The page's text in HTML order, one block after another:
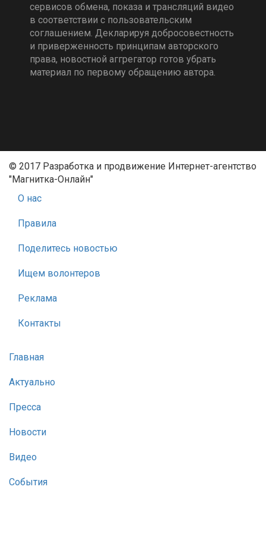
сервисов обмена, показа и трансляций видео
в соответствии с пользовательским
соглашением. Декларируя добросовестность
и приверженность принципам авторского
права, новостной аггрегатор готов убрать
материал по первому обращению автора.
© 2017 Разработка и продвижение Интернет-агентство
"Магнитка-Онлайн"
О нас
Правила
Поделитесь новостью
Ищем волонтеров
Реклама
Контакты
Главная
Актуально
Пресса
Новости
Видео
События